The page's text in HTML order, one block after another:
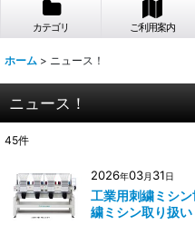
カテゴリ ご利用案内
ホーム > ニュース！
ニュース！
45件
2026年03月 31日
工業用刺繍ミシ
繍ミシン取り扱